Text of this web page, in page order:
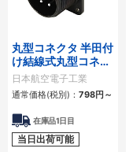
丸型コネクタ 半田付
け結線式丸型コネク
タ N/MSシリーズ
日本航空電子工業
通常価格(税別)： 798円～
在庫品1日目
当日出荷可能